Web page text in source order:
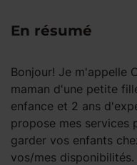
En résumé
Bonjour! Je m'appelle
maman d'une petite
enfance et 2 ans
propose mes services
garder vos enfants
vos/mes